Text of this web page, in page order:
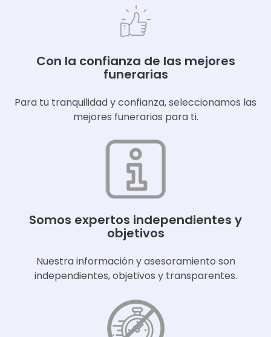
Con la confianza de las mejores
funerarias
Para tu tranquilidad y confianza, seleccionamos las
mejores funerarias para ti.
Somos expertos independientes y
objetivos
Nuestra información y asesoramiento son
independientes, objetivos y transparentes.